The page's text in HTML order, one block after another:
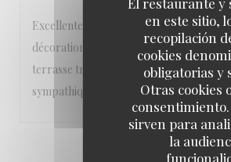
en este sitio,
recopilación
cookies
obligatorias y
Otras cookies
sirven para
la
Excellente table dans un lieu accueillant
décoration soignée, que ce soit à
terrasse très agréable. Le personnel est
sympathique!
2 3